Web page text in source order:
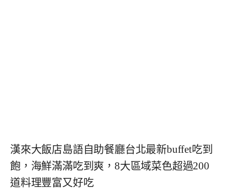
漢來大飯店島語自助餐廳台北最新buffet吃到
飽，海鮮滿滿吃到爽，8大區域菜色超過200
道料理豐富又好吃